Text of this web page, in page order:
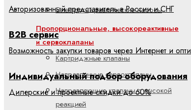
Электрогидравлические насосы
Пропорциональные, высокореактивные
и сервоклапаны
Картриджные клапаны
Направленные сервоклапаны
Направляющие клапаны с высокой
реакцией
Авторизованный представитель в России и СНГ
B2B сервис
Возможность закупки товаров через Интернет и
Индивидуальный подбор оборудования
Дилерские и проектные скидки до 60%